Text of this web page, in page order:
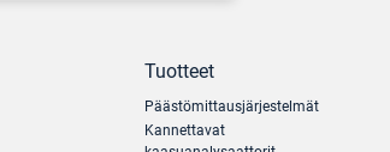
Tuotteet
Päästömittausjärjestelmät
Kannettavat